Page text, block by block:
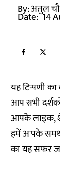
By:अतुल
Date: 14
यह टिप्पणी
आप सभी
आपके लाइक,
हमें आपके
का यह सफर